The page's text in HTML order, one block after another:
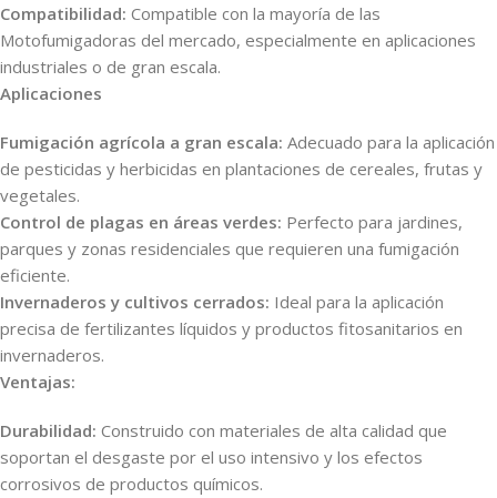
Compatibilidad: Compatible con la mayoría de las
Motofumigadoras del mercado, especialmente en aplicaciones
industriales o de gran escala.
Aplicaciones
Fumigación agrícola a gran escala: Adecuado para la aplicación
de pesticidas y herbicidas en plantaciones de cereales, frutas y
vegetales.
Control de plagas en áreas verdes: Perfecto para jardines,
parques y zonas residenciales que requieren una fumigación
eficiente.
Invernaderos y cultivos cerrados: Ideal para la aplicación
precisa de fertilizantes líquidos y productos fitosanitarios en
invernaderos.
Ventajas:
Durabilidad: Construido con materiales de alta calidad que
soportan el desgaste por el uso intensivo y los efectos
corrosivos de productos químicos.